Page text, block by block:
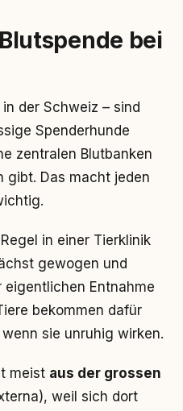
bei
der Schweiz – sind
Spenderhunde
zentralen Blutbanken
gibt. Das macht jeden
in einer Tierklinik
gewogen und
Entnahme
bekommen dafür
sie unruhig wirken.
meist aus der grossen
weil sich dort